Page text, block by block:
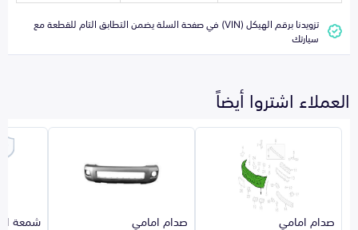
تزويدنا برقم الهيكل (VIN) في صفحة السلة يضمن التطابق التام للقطعة مع
سيارتك
العملاء اشتروا أيضاً
صدام امامي صدام امامي شمعة